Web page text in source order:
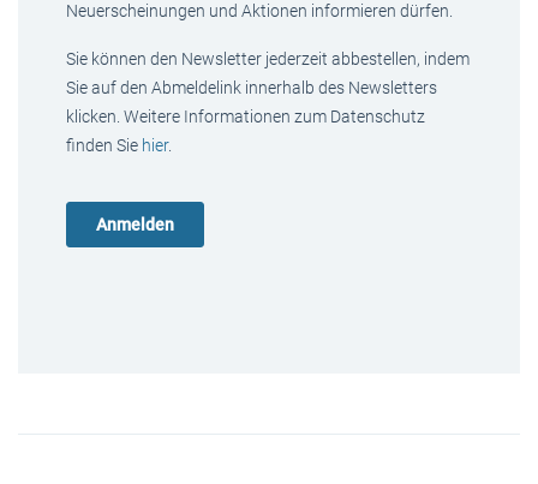
Neuerscheinungen und Aktionen informieren dürfen.
Sie können den Newsletter jederzeit abbestellen, indem
Sie auf den Abmeldelink innerhalb des Newsletters
klicken. Weitere Informationen zum Datenschutz
finden Sie hier.